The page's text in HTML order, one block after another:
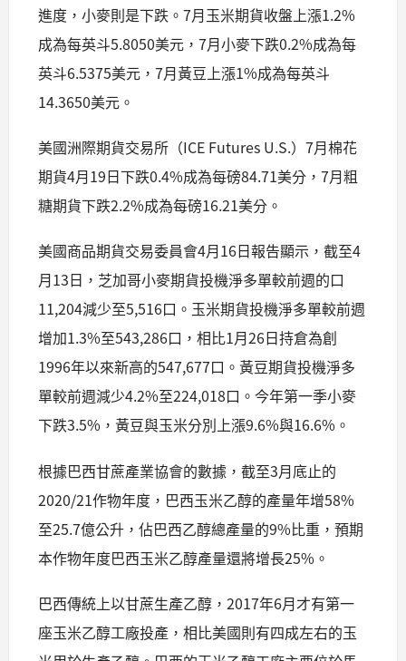
進度，小麥則是下跌。7月玉米期貨收盤上漲1.2%
成為每英斗5.8050美元，7月小麥下跌0.2%成為每
英斗6.5375美元，7月黃豆上漲1%成為每英斗
14.3650美元。
美國洲際期貨交易所（ICE Futures U.S.）7月棉花
期貨4月19日下跌0.4%成為每磅84.71美分，7月粗
糖期貨下跌2.2%成為每磅16.21美分。
美國商品期貨交易委員會4月16日報告顯示，截至4
月13日，芝加哥小麥期貨投機淨多單較前週的口
11,204減少至5,516口。玉米期貨投機淨多單較前週
增加1.3%至543,286口，相比1月26日持倉為創
1996年以來新高的547,677口。黃豆期貨投機淨多
單較前週減少4.2%至224,018口。今年第一季小麥
下跌3.5%，黃豆與玉米分別上漲9.6%與16.6%。
根據巴西甘蔗產業協會的數據，截至3月底止的
2020/21作物年度，巴西玉米乙醇的產量年增58%
至25.7億公升，佔巴西乙醇總產量的9%比重，預期
本作物年度巴西玉米乙醇產量還將增長25%。
巴西傳統上以甘蔗生產乙醇，2017年6月才有第一
座玉米乙醇工廠投產，相比美國則有四成左右的玉